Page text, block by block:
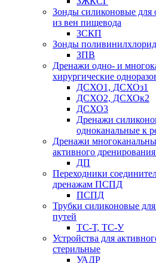
Зонды силиконовые для
из вен пищевода
ЗСКП
Зонды
ЗПВ
Дренажи одно- и
хирургические
ДСХО1, ДСХОз1
ДСХО2, ДСХОк2
ДСХО3
Дренажи
одноканальные к
Дренажи
активного
ДП
Переходники
дренажам ПСПД
ПСПД
Трубки силиконовые
путей
ТС-Т, ТС-У
Устройства для
стерильные
УАДР